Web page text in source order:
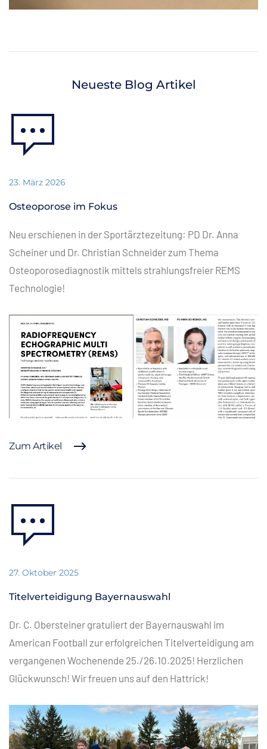
Neueste Blog Artikel
23. März 2026
Osteoporose im Fokus
Neu erschienen in der Sportärztezeitung: PD Dr. Anna
Scheiner und Dr. Christian Schneider zum Thema
Osteoporosediagnostik mittels strahlungsfreier REMS
Technologie!
Zum Artikel
27. Oktober 2025
Titelverteidigung Bayernauswahl
Dr. C. Obersteiner gratuliert der Bayernauswahl im
American Football zur erfolgreichen Titelverteidigung am
vergangenen Wochenende 25./26.10.2025! Herzlichen
Glückwunsch! Wir freuen uns auf den Hattrick!